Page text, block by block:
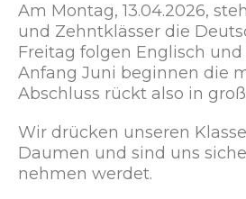
Am Montag, 13.04.2026,
und Zehntklässer die
Freitag folgen Englisch und
Anfang Juni beginnen die
Abschluss rückt also in
Wir drücken unseren
Daumen und sind uns
nehmen werdet.